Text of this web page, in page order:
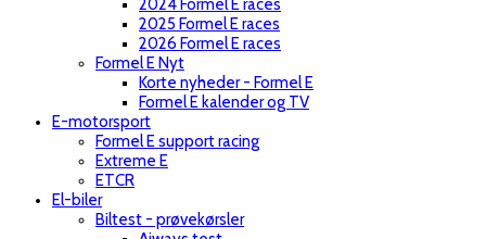
2024 Formel E races
2025 Formel E races
2026 Formel E races
Formel E Nyt
Korte nyheder - Formel E
Formel E kalender og TV
E-motorsport
Formel E support racing
Extreme E
ETCR
El-biler
Biltest - prøvekørsler